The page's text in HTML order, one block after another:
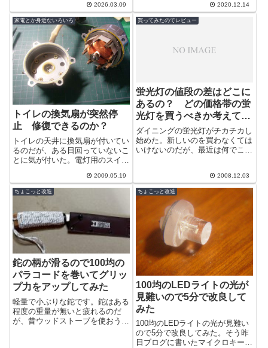
2026.03.09
ーを掃除すると解消するのだがそ
の周期が...
2020.12.14
家電とか身近ないろいろ
トイレの換気扇が突然停
止 修復できるのか？
トイレの天井に換気扇が付いてい
るのだが、ある日回っていないこ
とに気が付いた。電灯用のスイッ
ようになっているので、調べてみ
ないとどこ...
2009.05.19
買ってみたのでレビュー
蛍光灯の値段の差はどこに
あるの？ どの価格帯の蛍
光灯を買うべきか考えて見
た
ダイニングの蛍光灯がチカチカし
始めた。新しいのを買わなくては
いけないのだが、最近は何でこん
2008.12.03
ちょこっと改造
鉈の柄が滑るので100均の
パラコードを巻いてグリッ
プ力をアップしてみた
軽量で小ぶりな鉈です。鉈はある
程度の重量が無いと疲れるのだ
が、昔ウッドストーブを使おうと
ちょこっと改造
100均のLEDライトの光が
見難いので5分で改良して
みた
100均のLEDライトの光が見難い
ので5分で改良してみた。そう昨
日ブログに書いたマイクロキーラ